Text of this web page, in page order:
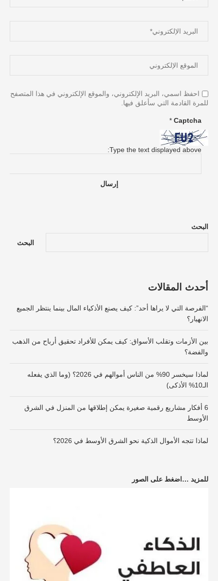
احفظ اسمي، البريد الإلكتروني، والموقع الإلكتروني في هذا المتصفح
للمرة القادمة التي سأعلق فيها.
Captcha
*
Type the text displayed above:
البحث
البحث
أحدث المقالات
“الفرصة التي لا يراها أحد”: كيف يصنع الأذكياء المال بينما ينتظر الجميع
الانهيار؟
بين الأزمات وتقلب الأسواق: كيف يمكن للأفراد تحقيق أرباح من الذهب
والفضة؟
لماذا سيخسر 90% من الناس أموالهم في 2026؟ (وما الذي يفعله
الـ10% الأذكى)
6 أفكار مشاريع رقمية صغيرة يمكن إطلاقها من المنزل في الشرق
الأوسط
لماذا تتجه الأموال الذكية نحو الشرق الأوسط في 2026؟
للمزيد …اضغط على الصور